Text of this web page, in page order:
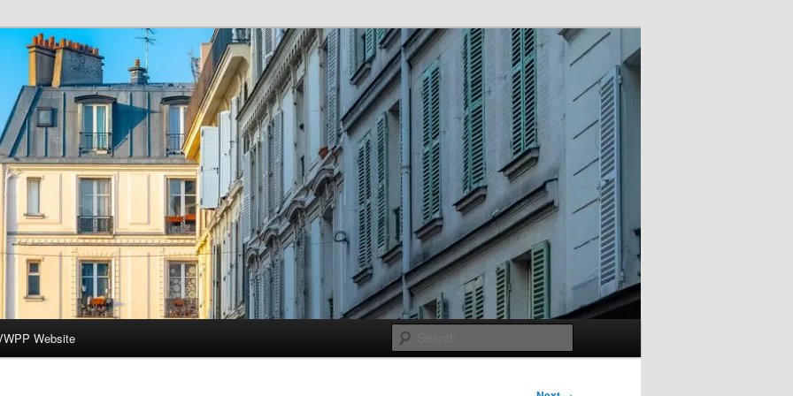
Programme à Paris
Website